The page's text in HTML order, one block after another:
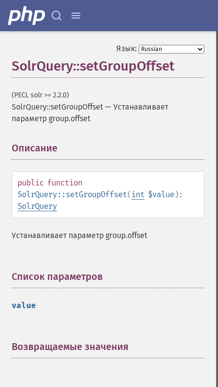
Язык:
SolrQuery::setGroupOffset
(PECL solr >= 2.2.0)
SolrQuery::setGroupOffset — Устанавливает
параметр group.offset
Описание
public function
SolrQuery::setGroupOffset( int $value):
SolrQuery
Устанавливает параметр group.offset
Список параметров
value
Возвращаемые значения